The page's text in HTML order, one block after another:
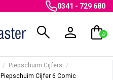
0341 - 729 680
search person shopping_bag
0
Piepschuim Cijfers
Piepschuim Cijfer 6 Comic